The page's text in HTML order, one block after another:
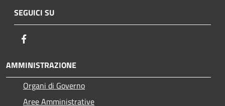
SEGUICI SU
AMMINISTRAZIONE
Organi di Governo
Aree Amministrative